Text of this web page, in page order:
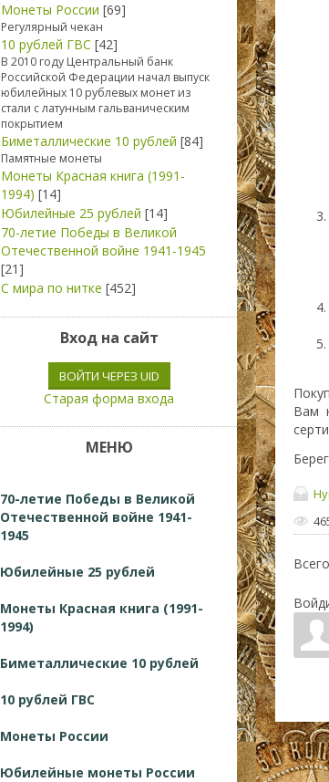
Вам
Монеты России [69]
Регулярный чекан
10 рублей ГВС [42]
В 2010 году Центральный банк
Российской Федерации начал выпуск
юбилейных 10 рублевых монет из
стали с латунным гальваническим
покрытием
Биметаллические 10 рублей [84]
Памятные монеты
Монеты Красная книга (1991-
1994) [14]
Юбилейные 25 рублей [14]
70-летие Победы в Великой
Отечественной войне 1941-1945
[21]
С мира по нитке [452]
Вход на сайт
ВОЙТИ ЧЕРЕЗ UID
Старая форма входа
МЕНЮ
70-летие Победы в Великой
Отечественной войне 1941-
1945
Юбилейные 25 рублей
Монеты Красная книга (1991-
1994)
Биметаллические 10 рублей
10 рублей ГВС
Монеты России
Юбилейные монеты России